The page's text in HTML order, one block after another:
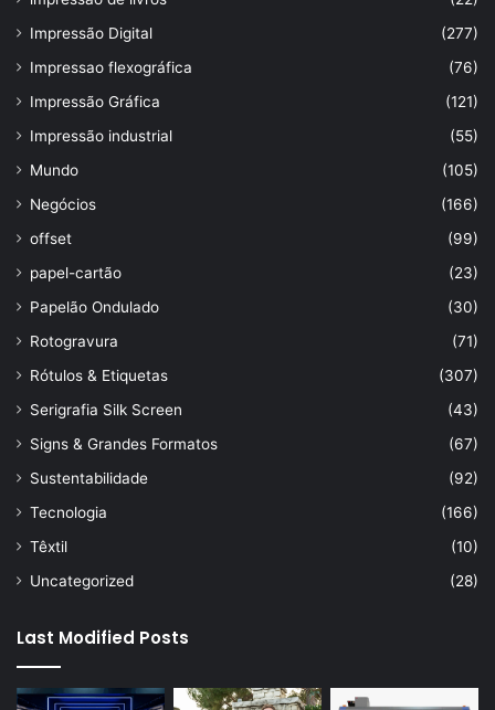
Impressão Digital
(277)
Impressao flexográfica
(76)
Impressão Gráfica
(121)
Impressão industrial
(55)
Mundo
(105)
Negócios
(166)
offset
(99)
papel-cartão
(23)
Papelão Ondulado
(30)
Rotogravura
(71)
Rótulos & Etiquetas
(307)
Serigrafia Silk Screen
(43)
Signs & Grandes Formatos
(67)
Sustentabilidade
(92)
Tecnologia
(166)
Têxtil
(10)
Uncategorized
(28)
Last Modified Posts